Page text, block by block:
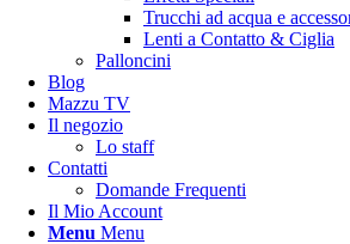
Trucchi ad acqua e
Lenti a Contatto & Ciglia
Palloncini
Blog
Mazzu TV
Il negozio
Lo staff
Contatti
Domande Frequenti
Il Mio Account
Menu Menu